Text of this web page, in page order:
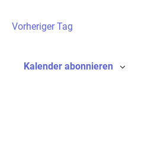
Vorheriger Tag
Kalender abonnieren